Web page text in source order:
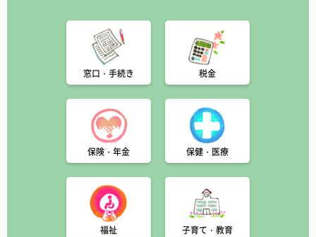
窓口・手続き 税金
保険・年金 保健・医療
福祉 子育て・教育